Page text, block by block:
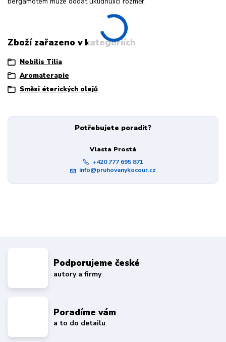
Zboží zařazeno v kategoriích
Nobilis Tilia
Aromaterapie
Směsi éterických olejů
Potřebujete poradit?
Vlasta Prostá
+420 777 695 871
info@pruhovanykocour.cz
Podporujeme české
autory a firmy
Poradíme vám
a to do detailu